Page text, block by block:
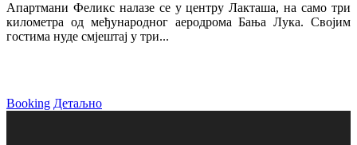
Апартмани Феликс налазе се у центру Лакташа, на само три
километра од међународног аеродрома Бања Лука. Својим
гостима нуде смјештај у три...
Booking Детаљно